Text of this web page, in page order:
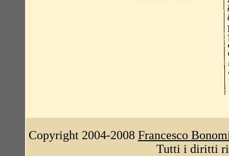
Copyright 2004-2008 Francesco
Tutti i diritti